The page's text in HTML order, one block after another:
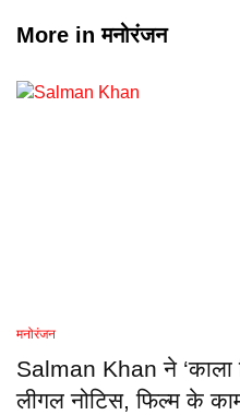
More inमनोरंजन
मनोरंजन
Salman Khan ने ‘काला
लीगल नोटिस, फिल्म के